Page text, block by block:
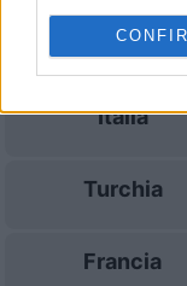
Italia
Turchia
Francia